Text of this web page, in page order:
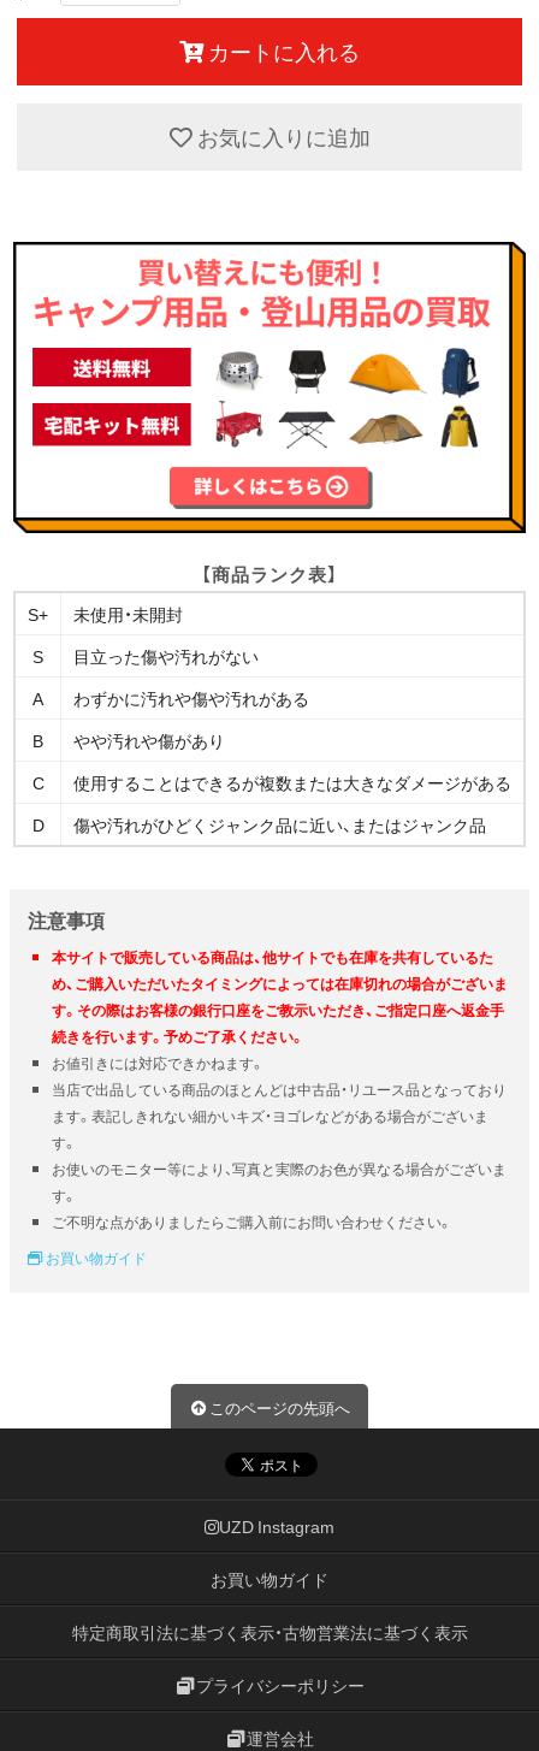
カートに入れる
お気に入りに追加
【商品ランク表】
S+
未使用・未開封
S
目立った傷や汚れがない
A
わずかに汚れや傷や汚れがある
B
やや汚れや傷があり
C
使用することはできるが複数または大きなダメージがある
D
傷や汚れがひどくジャンク品に近い、またはジャンク品
注意事項
本サイトで販売している商品は、他サイトでも在庫を共有しているた
め、ご購入いただいたタイミングによっては在庫切れの場合がございま
す。その際はお客様の銀行口座をご教示いただき、ご指定口座へ返金手
続きを行います。予めご了承ください。
お値引きには対応できかねます。
当店で出品している商品のほとんどは中古品・リユース品となっており
ます。表記しきれない細かいキズ・ヨゴレなどがある場合がございま
す。
お使いのモニター等により、写真と実際のお色が異なる場合がございま
す。
ご不明な点がありましたらご購入前にお問い合わせください。
お買い物ガイド
このページの先頭へ
UZD Instagram
お買い物ガイド
特定商取引法に基づく表示・古物営業法に基づく表示
プライバシーポリシー
運営会社